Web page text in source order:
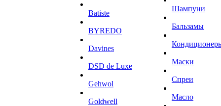
Batiste
BYREDO
Davines
DSD de Luxe
Gehwol
Goldwell
Шампуни
Бальзамы
Маски
Спреи
Масло